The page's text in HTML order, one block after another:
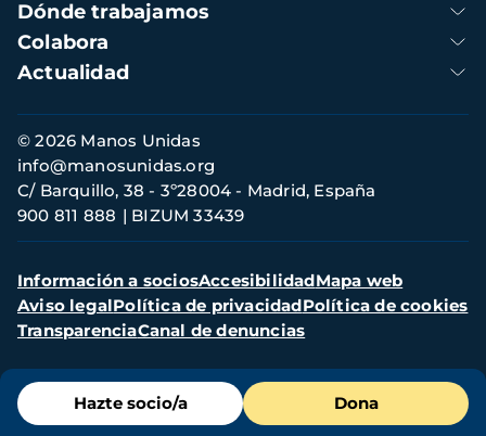
Menú
de
Hazte socio/a Dona
Dónde trabajamos
Colabora
Actualidad
Información
de
contacto
© 2026 Manos Unidas
C/ Barquillo, 38 - 3º28004 - Madrid, España
900 811 888
BIZUM 33439
info@manosunidas.org
Menú
secundario
Información a sociosAccesibilidadMapa web
Aviso legalPolítica de privacidadPolítica de cookies
TransparenciaCanal de denuncias